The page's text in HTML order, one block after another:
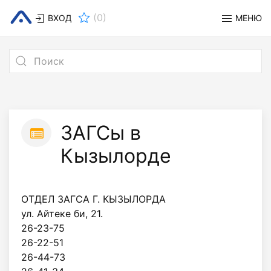
ВХОД (0) МЕНЮ
ЗАГСы в
Кызылорде
ОТДЕЛ ЗАГСА Г. КЫЗЫЛОРДА
ул. Айтеке би, 21.
26-23-75
26-22-51
26-44-73